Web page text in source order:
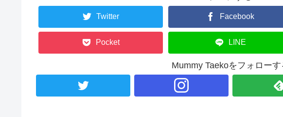
Twitter Facebook
Pocket LINE
Mummy Taekoをフォローす